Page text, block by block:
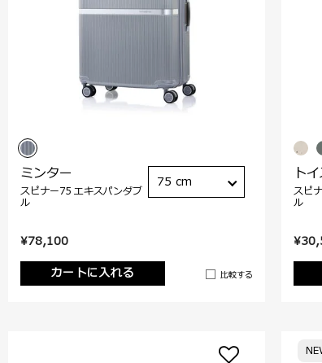
¥78,100
カートに入れる
比較する
ミンター
スピナー75 エキスパンダブ
ル
75 cm ト
スピ
ル